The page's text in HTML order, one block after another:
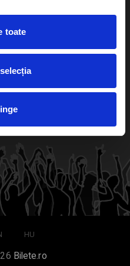
toate
HU
Bilete.ro